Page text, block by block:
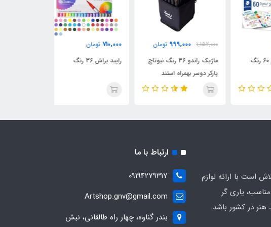
1,152,000
999,000 تومان
ماژیک راندو 36 رنگ نیوتاچ
پارکر دوسر بهمراه استند
710,000 تومان
راپید براش 36 رنگ
است با ارائه لوازم
یاری گر
هنر در کشور باشد.
ارتباط با ما
09194279317
Artshop.gnv@gmail.com
بندر گناوه، چهار راه طالقانی، نبش